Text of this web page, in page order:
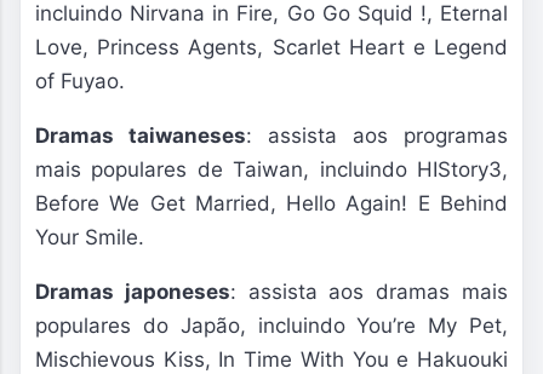
incluindo Nirvana in Fire, Go Go Squid !, Eternal
Love, Princess Agents, Scarlet Heart e Legend
of Fuyao.
Dramas taiwaneses: assista aos programas
mais populares de Taiwan, incluindo HIStory3,
Before We Get Married, Hello Again! E Behind
Your Smile.
Dramas japoneses: assista aos dramas mais
populares do Japão, incluindo You’re My Pet,
Mischievous Kiss, In Time With You e Hakuouki